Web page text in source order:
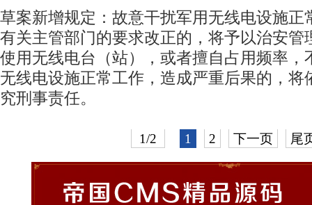
草案新增规定：故意干扰军用无线电设施正
有关主管部门的要求改正的，将予以治安管
使用无线电台（站），或者擅自占用频率，
无线电设施正常工作，造成严重后果的，将
究刑事责任。
1/2 1 2 下一页 尾